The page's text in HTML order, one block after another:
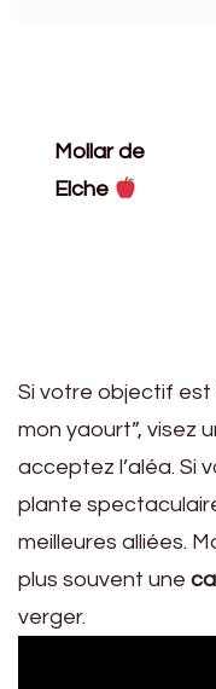
Mollar de
Elche
Si votre objectif est
mon yaourt”, visez
acceptez l’aléa. Si
plante
meilleures alliées.
plus souvent une
verger.